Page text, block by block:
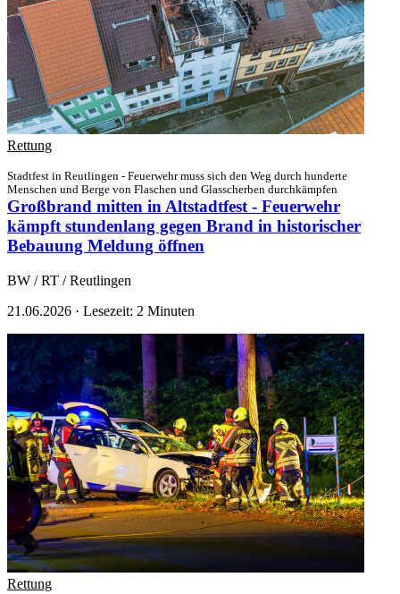
Rettung
Stadtfest in Reutlingen - Feuerwehr muss sich den Weg durch hunderte
Menschen und Berge von Flaschen und Glasscherben durchkämpfen
Großbrand mitten in Altstadtfest - Feuerwehr
kämpft stundenlang gegen Brand in historischer
Bebauung Meldung öffnen
BW / RT / Reutlingen
21.06.2026 · Lesezeit: 2 Minuten
Rettung